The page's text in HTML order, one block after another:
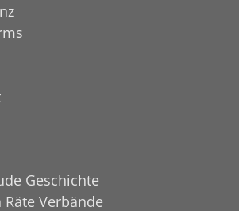
Geschichte
Verbände